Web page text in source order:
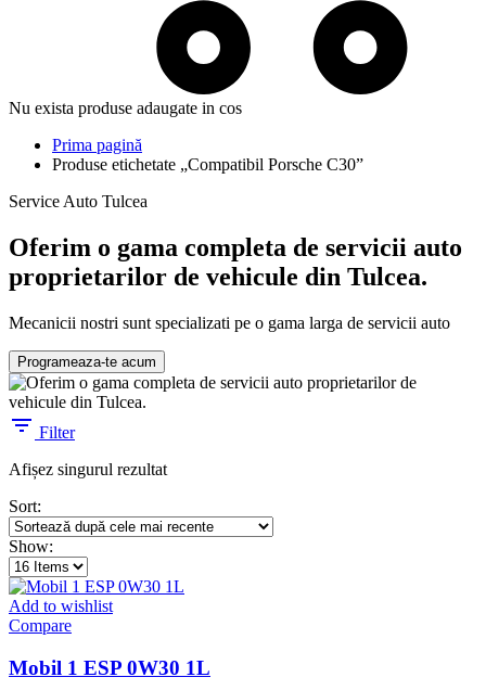
Nu exista produse adaugate in cos
Prima pagină
Produse etichetate „Compatibil Porsche C30”
Service Auto Tulcea
Oferim o gama completa de servicii auto
proprietarilor de vehicule din Tulcea.
Mecanicii nostri sunt specializati pe o gama larga de servicii auto
Programeaza-te acum
Filter
Afișez singurul rezultat
Sort:
Show:
Add to wishlist
Compare
Mobil 1 ESP 0W30 1L